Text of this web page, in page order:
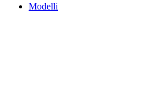
Modelli